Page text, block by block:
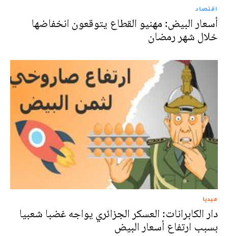
اقتصاد
أسعار البيض: مهنيو القطاع يتوقعون انخفاضها
خلال شهر رمضان
ميديا
دار الكابرانات: العسكر الجزائري يواجه غضبا شعبيا
بسبب ارتفاع أسعار البيض